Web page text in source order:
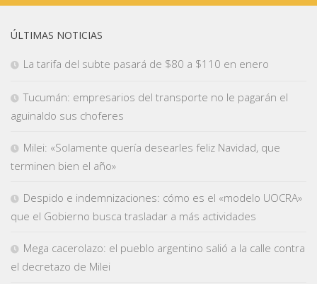
ÚLTIMAS NOTICIAS
La tarifa del subte pasará de $80 a $110 en enero
Tucumán: empresarios del transporte no le pagarán el
aguinaldo sus choferes
Milei: «Solamente quería desearles feliz Navidad, que
terminen bien el año»
Despido e indemnizaciones: cómo es el «modelo UOCRA»
que el Gobierno busca trasladar a más actividades
Mega cacerolazo: el pueblo argentino salió a la calle contra
el decretazo de Milei